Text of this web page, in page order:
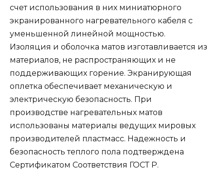
счет использования в них миниатюрного
экранированного нагревательного кабеля с
уменьшенной линейной мощностью.
Изоляция и оболочка матов изготавливается из
материалов, не распространяющих и не
поддерживающих горение. Экранирующая
оплетка обеспечивает механическую и
электрическую безопасность. При
производстве нагревательных матов
использованы материалы ведущих мировых
производителей пластмасс. Надежность и
безопасность теплого пола подтверждена
Сертификатом Соответствия ГОСТ Р.